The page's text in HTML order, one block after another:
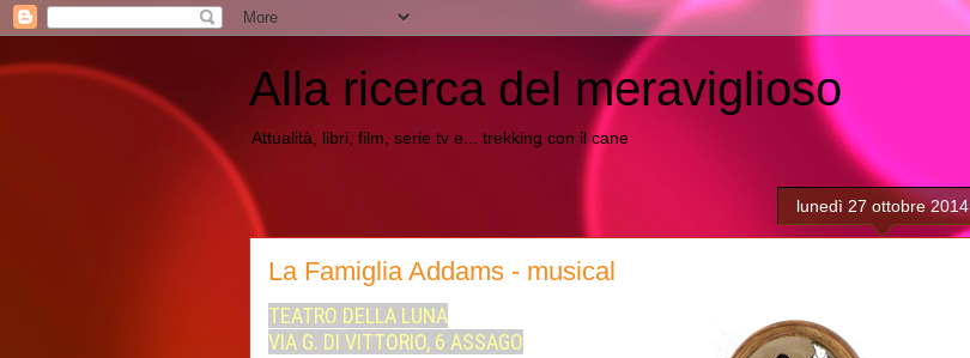
Alla ricerca del meraviglioso
Attualità, libri, film, serie tv e... trekking con il cane
lunedì 27 ottobre 2014
La Famiglia Addams - musical
TEATRO DELLA LUNA
VIA G. DI VITTORIO, 6 ASSAGO